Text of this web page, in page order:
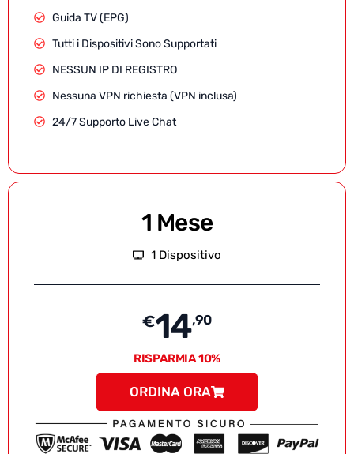
Guida TV (EPG)
Tutti i Dispositivi Sono Supportati
NESSUN IP DI REGISTRO
Nessuna VPN richiesta (VPN inclusa)
24/7 Supporto Live Chat
1 Mese
1 Dispositivo
€14,90
RISPARMIA 10%
ORDINA ORA